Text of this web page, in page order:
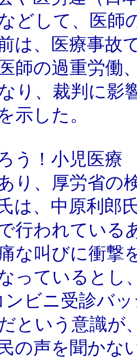
どして、医師
は、医療事故
師の過重労働
り、裁判に影
示した。
う！小児医療
り、厚労省の
は、中原利郎
行われている
な叫びに衝撃
っているとし
ンビニ受診バ
という意識が
の声を聞かな